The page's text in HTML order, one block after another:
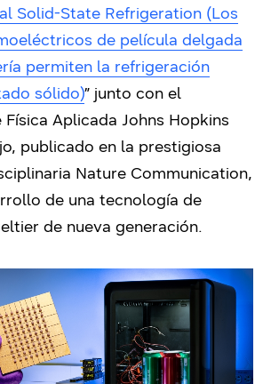
Solid-State Refrigeration (Los
de película delgada
permiten la refrigeración
sólido)” junto con el
Aplicada Johns Hopkins
publicado en la prestigiosa
Nature Communication,
de una tecnología de
de nueva generación.